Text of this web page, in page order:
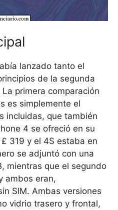
lanzado tanto el
de la segunda
primera comparación
es simplemente el
incluidas, que también
4 se ofreció en su
319 y el 4S estaba en
se adjuntó con una
mientras que el segundo
ambos eran,
SIM. Ambas versiones
vidrio trasero y frontal,